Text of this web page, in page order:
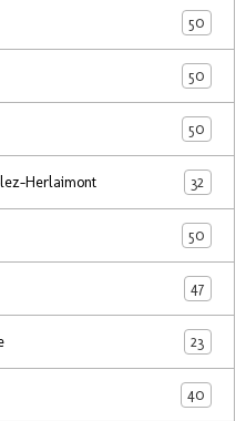
50
50
50
lez-Herlaimont 32
50
47
23
40